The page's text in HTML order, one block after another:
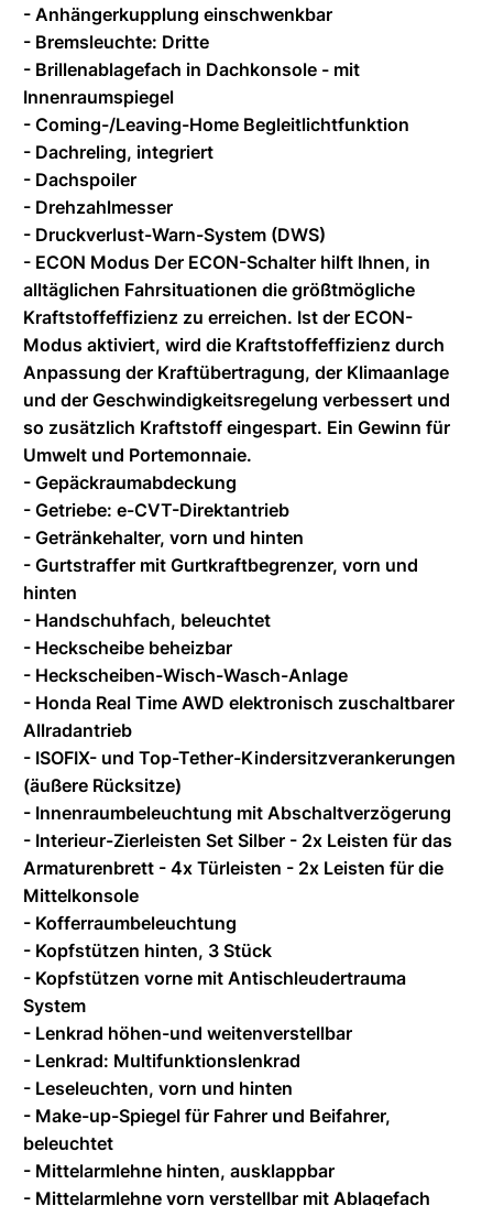
- Anhängerkupplung einschwenkbar
- Bremsleuchte: Dritte
- Brillenablagefach in Dachkonsole - mit
Innenraumspiegel
- Coming-/Leaving-Home Begleitlichtfunktion
- Dachreling, integriert
- Dachspoiler
- Drehzahlmesser
- Druckverlust-Warn-System (DWS)
- ECON Modus Der ECON-Schalter hilft Ihnen, in
alltäglichen Fahrsituationen die größtmögliche
Kraftstoffeffizienz zu erreichen. Ist der ECON-
Modus aktiviert, wird die Kraftstoffeffizienz durch
Anpassung der Kraftübertragung, der Klimaanlage
und der Geschwindigkeitsregelung verbessert und
so zusätzlich Kraftstoff eingespart. Ein Gewinn für
Umwelt und Portemonnaie.
- Gepäckraumabdeckung
- Getriebe: e-CVT-Direktantrieb
- Getränkehalter, vorn und hinten
- Gurtstraffer mit Gurtkraftbegrenzer, vorn und
hinten
- Handschuhfach, beleuchtet
- Heckscheibe beheizbar
- Heckscheiben-Wisch-Wasch-Anlage
- Honda Real Time AWD elektronisch zuschaltbarer
Allradantrieb
- ISOFIX- und Top-Tether-Kindersitzverankerungen
(äußere Rücksitze)
- Innenraumbeleuchtung mit Abschaltverzögerung
- Interieur-Zierleisten Set Silber - 2x Leisten für das
Armaturenbrett - 4x Türleisten - 2x Leisten für die
Mittelkonsole
- Kofferraumbeleuchtung
- Kopfstützen hinten, 3 Stück
- Kopfstützen vorne mit Antischleudertrauma
System
- Lenkrad höhen-und weitenverstellbar
- Lenkrad: Multifunktionslenkrad
- Leseleuchten, vorn und hinten
- Make-up-Spiegel für Fahrer und Beifahrer,
beleuchtet
- Mittelarmlehne hinten, ausklappbar
- Mittelarmlehne vorn verstellbar mit Ablagefach